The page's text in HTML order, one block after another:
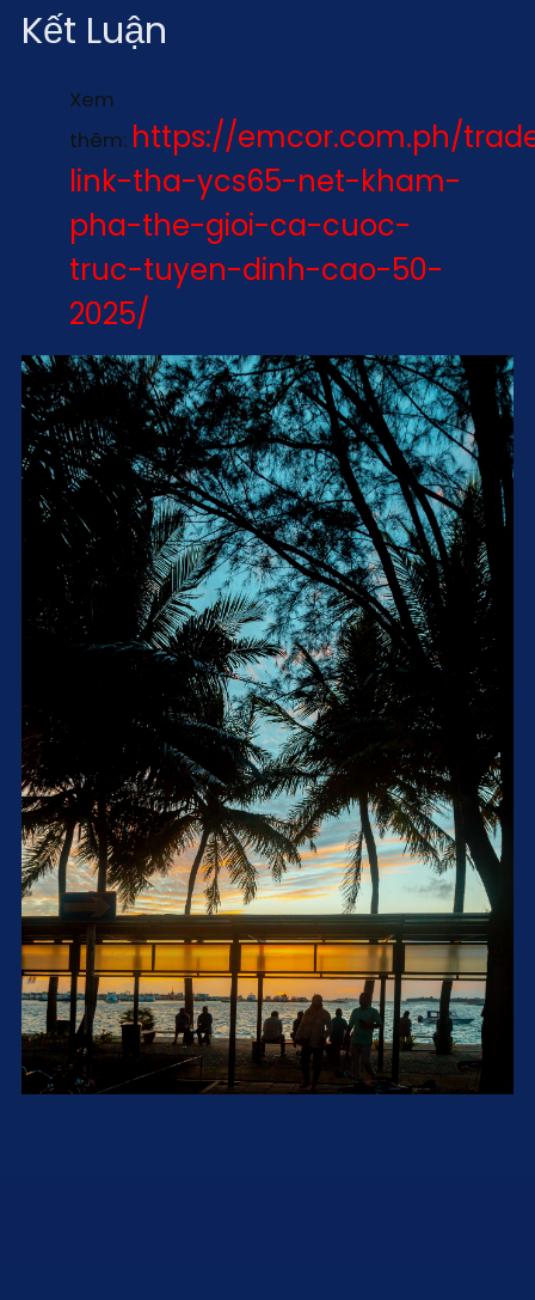
Kết Luận
Xem
thêm: https://emcor.com.ph/
link-tha-ycs65-net-kham-
pha-the-gioi-ca-cuoc-
truc-tuyen-dinh-cao-50-
2025/